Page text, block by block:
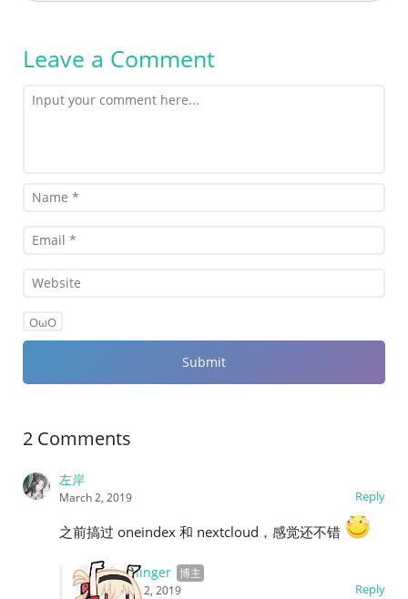
Leave a Comment
OωO
2 Comments
左岸
Reply
March 2, 2019
之前搞过 oneindex 和 nextcloud，感觉还不错
fenglinger
Reply
March 2, 2019